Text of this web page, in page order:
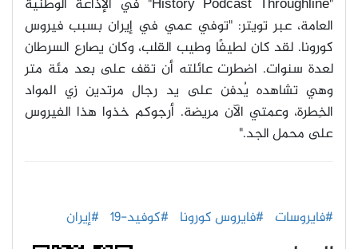
"History Podcast Throughline"
في الإذاعة الوطنية
العامة، عبر تويتر: "توفي عمي في إيران بسبب فيروس
كورونا. لقد كان لطيفًا وطيب القلب، وكان يصارع السرطان
لعدة سنوات. اضطرت عائلته أن تقف على بعد مئة متر
وهي تشاهده يُدفن على يد رجال مرتدين زي المواد
الخِطرة، وعمتي الآن مريضة. أرجوكم خذوا هذا الفيروس
على محمل الجد."
#فايروسات #فايروس كورونا #كوفيد-19 #إيران